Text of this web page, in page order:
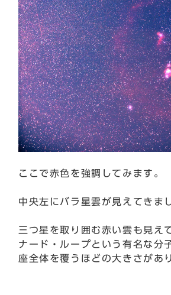
ここで赤色を強調してみます。
中央左にバラ星雲が見えてきま
三つ星を取り囲む赤い雲も見え
ナード・ループという有名な分
座全体を覆うほどの大きさがあ